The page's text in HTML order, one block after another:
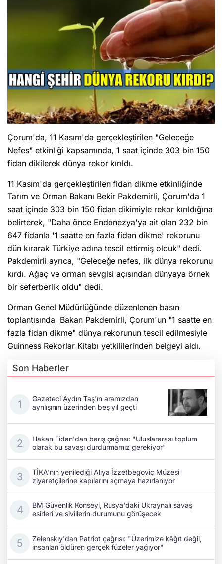
Çorum'da, 11 Kasım'da gerçekleştirilen "Geleceğe
Nefes" etkinliği kapsamında, 1 saat içinde 303 bin 150
fidan dikilerek dünya rekor kırıldı.
11 Kasım'da gerçekleştirilen fidan dikme etkinliğinde
Tarım ve Orman Bakanı Bekir Pakdemirli, Çorum'da 1
saat içinde 303 bin 150 fidan dikimiyle rekor kırıldığına
belirterek, "Daha önce Endonezya'ya ait olan 232 bin
647 fidanla '1 saatte en fazla fidan dikme' rekorunu
dün kırarak Türkiye adına tescil ettirmiş olduk" dedi.
Pakdemirli ayrıca, "Geleceğe nefes, ilk dünya rekorunu
kırdı. Ağaç ve orman sevgisi açısından dünyaya örnek
bir seferberlik oldu" dedi.
Orman Genel Müdürlüğünde düzenlenen basın
toplantısında, Bakan Pakdemirli, Çorum'un "1 saatte en
fazla fidan dikme" dünya rekorunun tescil edilmesiyle
Guinness Rekorlar Kitabı yetkililerinden belgeyi aldı.
Son Haberler
Gazeteci Aydın Taş'ın aramızdan
ayrılışının üzerinden beş yıl geçti
Hakan Fidan'dan barış çağrısı: "Uluslararası toplum
olarak bu savaşı durdurmamız gerekiyor"
TİKA'nın yenilediği Aliya İzzetbegoviç Müzesi
ziyaretçilerine kapılarını açmaya hazırlanıyor
BM Güvenlik Konseyi, Rusya'daki Ukraynalı savaş
esirleri ve sivillerin durumunu görüşecek
Zelenskıy'dan Patriot çağrısı: "Üzerimize kâğıt değil,
insanları öldüren gerçek füzeler yağıyor"